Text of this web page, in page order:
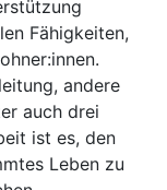
Fähigkeiten,
andere
auch drei
ist es, den
Leben zu